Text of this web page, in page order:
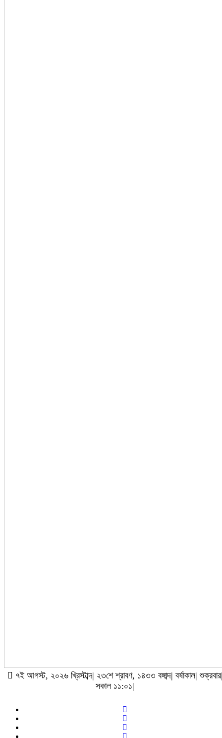
৭ই আগস্ট, ২০২৬ খ্রিস্টাব্দ| ২৩শে শ্রাবণ, ১৪৩৩ বঙ্গাব্দ| বর্ষাকাল|
সকাল ১১:০১|